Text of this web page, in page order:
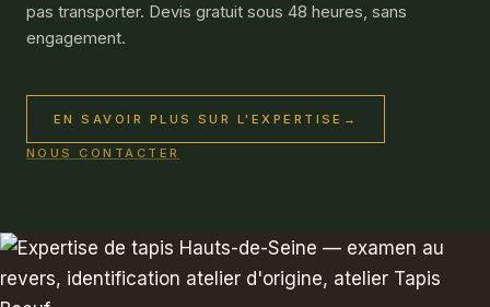
pas transporter. Devis gratuit sous 48 heures, sans
engagement.
EN SAVOIR PLUS SUR L'EXPERTISE →
NOUS CONTACTER